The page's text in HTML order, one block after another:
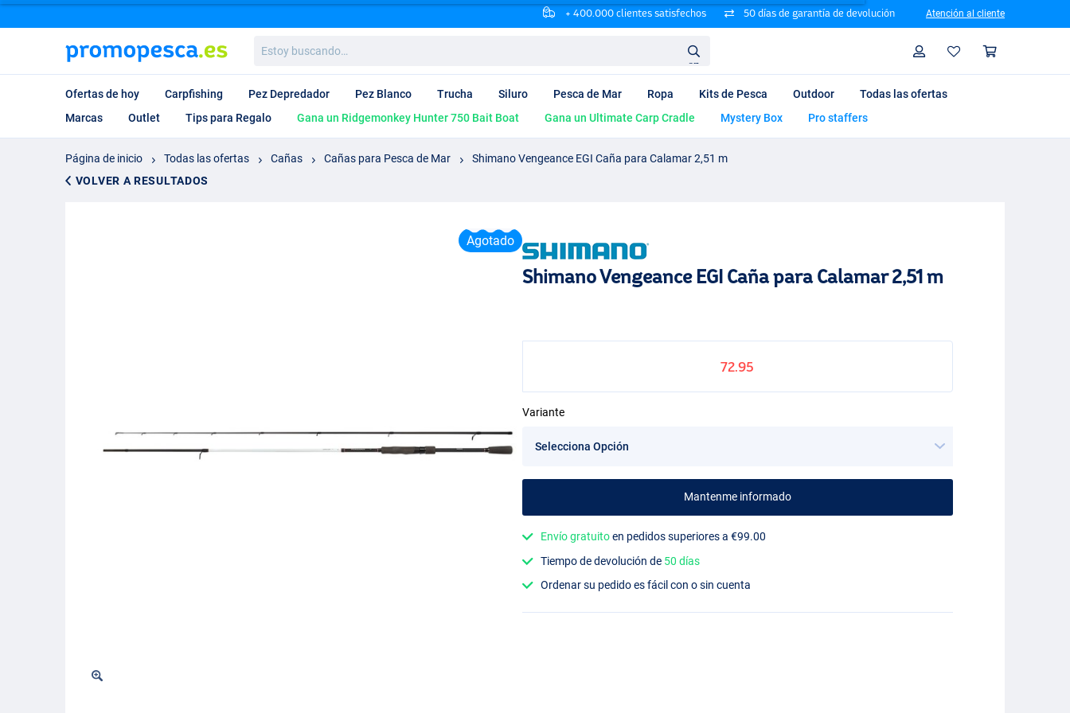
+ 400.000 clientes satisfechos 50 días de garantía de devolución Atención al cliente
buscando…
en
Perfil
Ofertas de hoy Carpfishing Pez Depredador Pez Blanco Trucha Siluro Pesca de Mar Ropa Kits de Pesca Outdoor
Todas las ofertas
Marcas
Outlet Tips para Regalo Gana un Ridgemonkey Hunter 750 Bait Boat Gana un Ultimate Carp Cradle Mystery Box Pro staffers
Página de inicio Todas las ofertas Cañas Cañas para Pesca de Mar
Shimano Vengeance EGI Caña para Calamar 2,51 m
VOLVER A RESULTADOS
Agotado
Shimano Vengeance EGI Caña para Calamar 2,51 m
72.95
Variante
Mantenme informado
Envío gratuitoen pedidos superiores a €99.00
Tiempo de devolución de 50 días
Ordenar su pedido es fácil con o sin cuenta